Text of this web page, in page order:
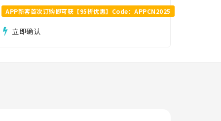
APP新客首次订购即可获【95折优惠】Code：APPCN2025
立即确认